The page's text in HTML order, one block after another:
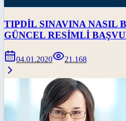
TIPDİL SINAVINA NASIL
GÜNCEL RESİMLİ
04.01.2020 21.168